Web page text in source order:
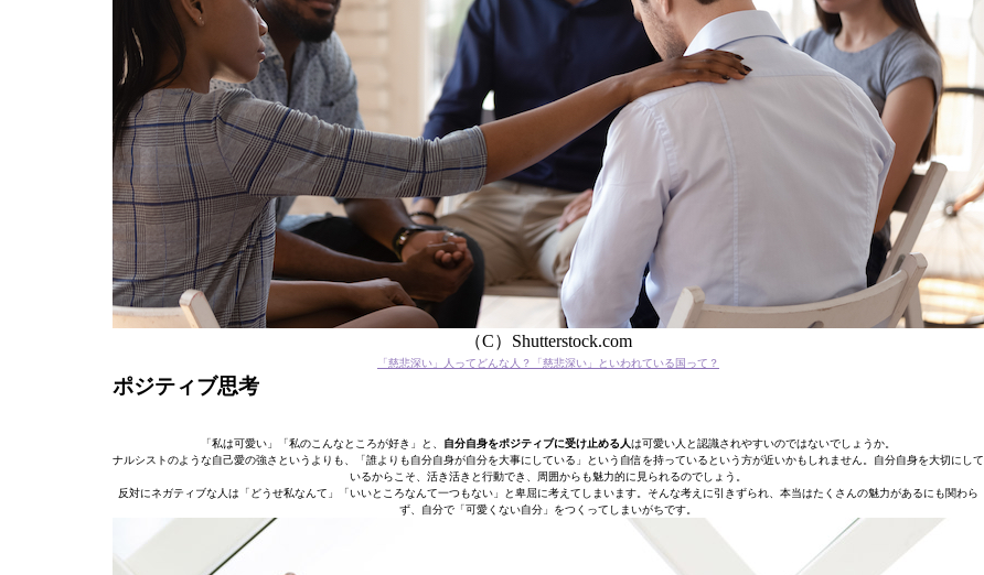
（C）Shutterstock.com
「慈悲深い」人ってどんな人？「慈悲深い」といわれている国って？
ポジティブ思考
「私は可愛い」「私のこんなところが好き」と、 自分自身をポジティブに受け止める人は可愛い人と認識されやすいのではないでしょうか。
ナルシストのような自己愛の強さというよりも、「誰よりも自分自身が自分を大事にしている」という自信を持っているという方が近いかもしれません。自分自身を大切にして
いるからこそ、活き活きと行動でき、周囲からも魅力的に見られるのでしょう。
反対にネガティブな人は「どうせ私なんて」「いいところなんて一つもない」と卑屈に考えてしまいます。そんな考えに引きずられ、本当はたくさんの魅力があるにも関わら
ず、自分で「可愛くない自分」をつくってしまいがちです。